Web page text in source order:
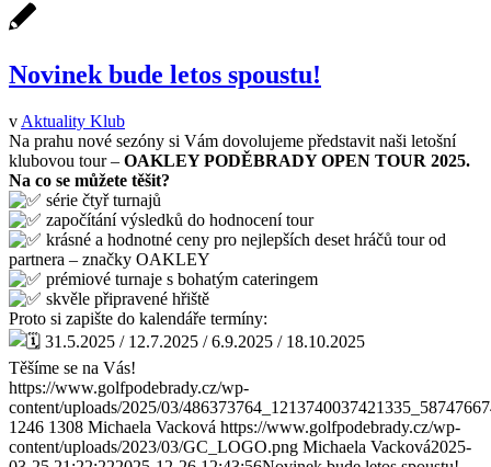
Novinek bude letos spoustu!
v Aktuality Klub
Na prahu nové sezóny si Vám dovolujeme představit naši letošní
klubovou tour – OAKLEY PODĚBRADY OPEN TOUR 2025.
Na co se můžete těšit?
série čtyř turnajů
započítání výsledků do hodnocení tour
krásné a hodnotné ceny pro nejlepších deset hráčů tour od
partnera – značky OAKLEY
prémiové turnaje s bohatým cateringem
skvěle připravené hřiště
Proto si zapište do kalendáře termíny:
31.5.2025 / 12.7.2025 / 6.9.2025 / 18.10.2025
Těšíme se na Vás!
https://www.golfpodebrady.cz/wp-
content/uploads/2025/03/
1246 1308 Michaela Vacková https://www.golfpodebrady.cz/wp-
content/uploads/2023/03/GC_LOGO.png Michaela Vacková2025-